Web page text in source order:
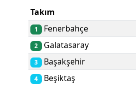
Takım
1 Fenerbahçe
2 Galatasaray
3 Başakşehir
4 Beşiktaş